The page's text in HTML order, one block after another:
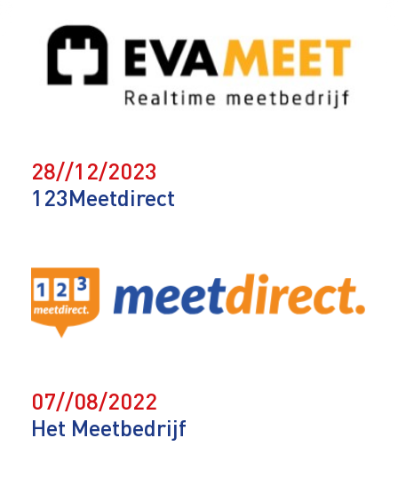
28//12/2023
123Meetdirect
07//08/2022
Het Meetbedrijf